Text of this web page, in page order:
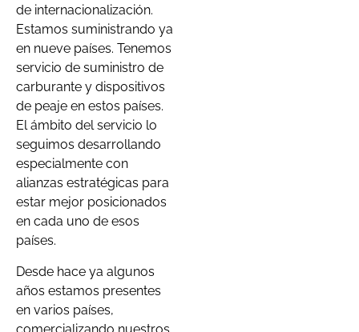
de internacionalización.
Estamos suministrando ya
en nueve países. Tenemos
servicio de suministro de
carburante y dispositivos
de peaje en estos países.
El ámbito del servicio lo
seguimos desarrollando
especialmente con
alianzas estratégicas para
estar mejor posicionados
en cada uno de esos
países.
Desde hace ya algunos
años estamos presentes
en varios países,
comercializando nuestros